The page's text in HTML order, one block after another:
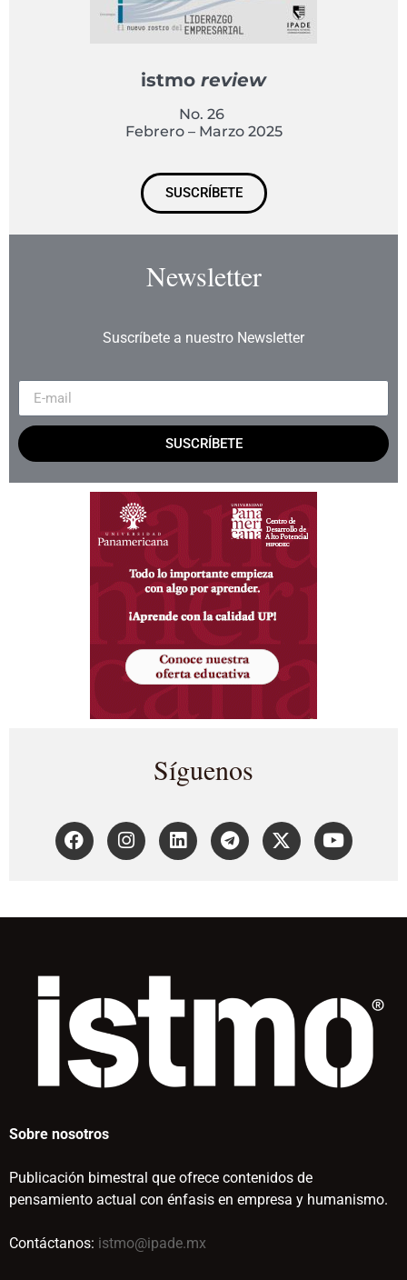
istmo review
No. 26
Febrero – Marzo 2025
SUSCRÍBETE
Newsletter
Suscríbete a nuestro Newsletter
SUSCRÍBETE
Síguenos
Sobre nosotros
Publicación bimestral que ofrece contenidos de
pensamiento actual con énfasis en empresa y humanismo.
Contáctanos: istmo@ipade.mx